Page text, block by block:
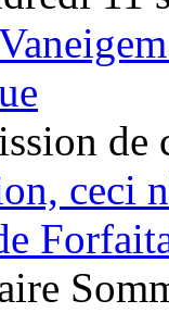
de
ceci